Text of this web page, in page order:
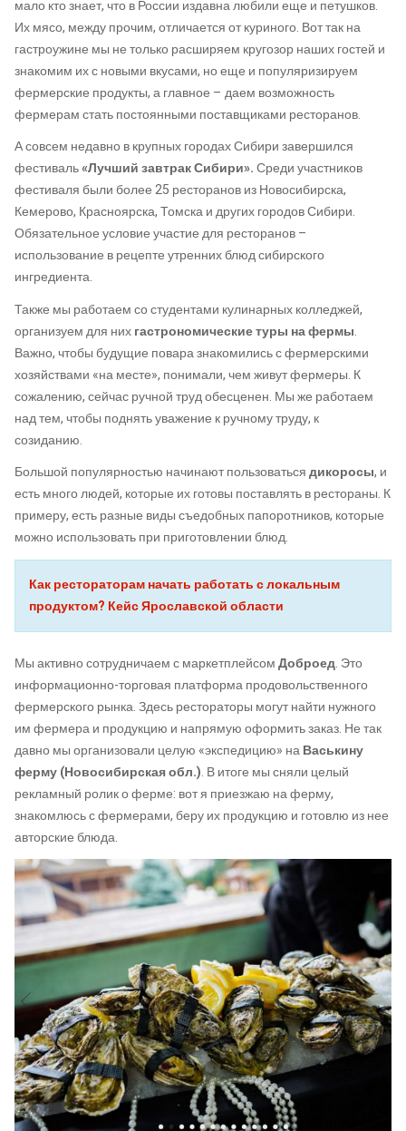
мало кто знает, что в России издавна любили еще и петушков.
Их мясо, между прочим, отличается от куриного. Вот так на
гастроужине мы не только расширяем кругозор наших гостей и
знакомим их с новыми вкусами, но еще и популяризируем
фермерские продукты, а главное – даем возможность
фермерам стать постоянными поставщиками ресторанов.
А совсем недавно в крупных городах Сибири завершился
фестиваль«Лучший завтрак Сибири».Среди участников
фестиваля были более 25 ресторанов из Новосибирска,
Кемерово, Красноярска, Томска и других городов Сибири.
Обязательное условие участие для ресторанов –
использование в рецепте утренних блюд сибирского
ингредиента.
Также мы работаем со студентами кулинарных колледжей,
организуем для нихгастрономические туры на фермы.
Важно, чтобы будущие повара знакомились с фермерскими
хозяйствами «на месте», понимали, чем живут фермеры. К
сожалению, сейчас ручной труд обесценен. Мы же работаем
над тем, чтобы поднять уважение к ручному труду, к
созиданию.
Большой популярностью начинают пользоватьсядикоросы, и
есть много людей, которые их готовы поставлять в рестораны. К
примеру, есть разные виды съедобных папоротников, которые
можно использовать при приготовлении блюд.
Как рестораторам начать работать с локальным
продуктом? Кейс Ярославской области
Мы активно сотрудничаем с маркетплейсомДоброед. Это
информационно-торговая платформа продовольственного
фермерского рынка. Здесь рестораторы могут найти нужного
им фермера и продукцию и напрямую оформить заказ. Не так
давно мы организовали целую «экспедицию» наВаськину
ферму (Новосибирская обл.). В итоге мы сняли целый
рекламный ролик о ферме: вот я приезжаю на ферму,
знакомлюсь с фермерами, беру их продукцию и готовлю из нее
авторские блюда.